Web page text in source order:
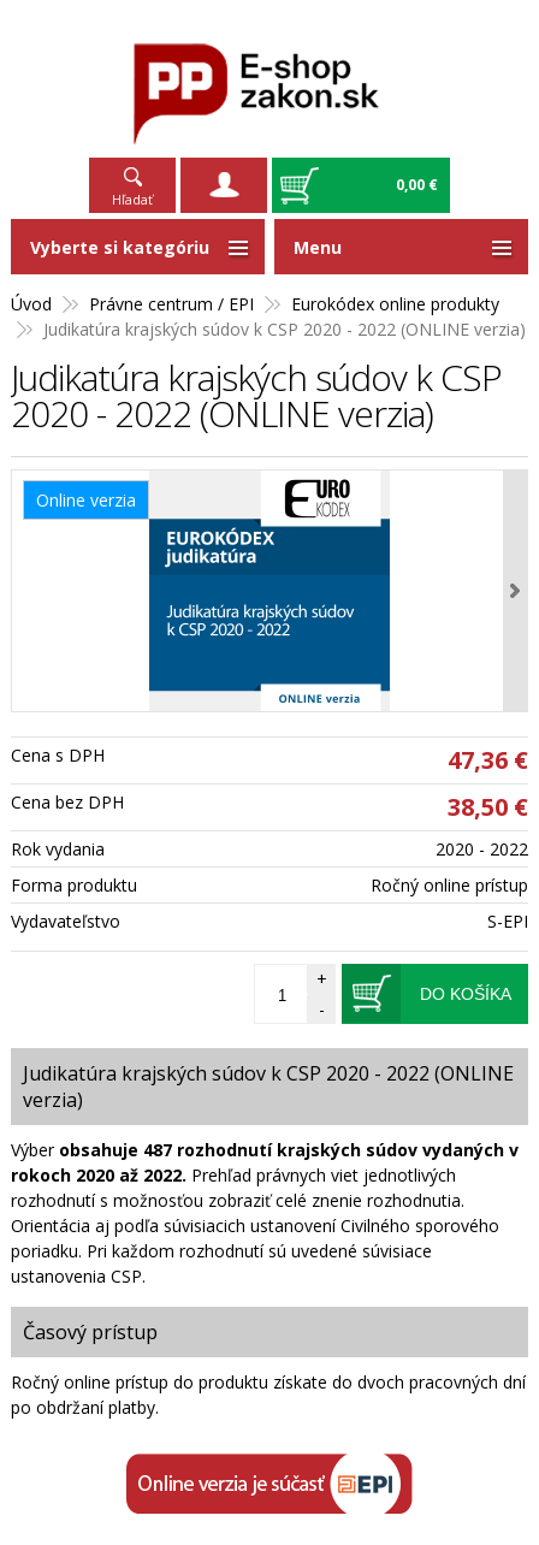
Hľadať
0,00 €
Úvod Právne centrum / EPI
Eurokódex online produkty
Judikatúra krajských súdov k CSP 2020 - 2022 (ONLINE verzia)
Judikatúra krajských súdov k CSP
2020 - 2022 (ONLINE verzia)
Online verzia
Cena s DPH 47,36 €
Cena bez DPH 38,50 €
Rok vydania
2020 - 2022
Forma produktu
Ročný online prístup
Vydavateľstvo
S-EPI
DO KOŠÍKA
+
-
Judikatúra krajských súdov k CSP 2020 - 2022 (ONLINE
verzia)
Výber obsahuje 487 rozhodnutí krajských súdov vydaných v
rokoch 2020 až 2022. Prehľad právnych viet jednotlivých
rozhodnutí s možnosťou zobraziť celé znenie rozhodnutia.
Orientácia aj podľa súvisiacich ustanovení Civilného sporového
poriadku. Pri každom rozhodnutí sú uvedené súvisiace
ustanovenia CSP.
Časový prístup
Ročný online prístup do produktu získate do dvoch pracovných dní
po obdržaní platby.
Vyberte si kategóriu Menu